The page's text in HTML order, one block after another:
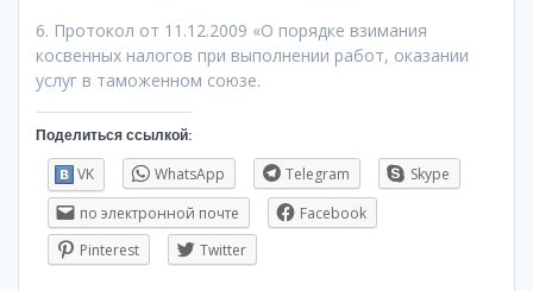
6. Протокол от 11.12.2009 «О порядке взимания
косвенных налогов при выполнении работ, оказании
услуг в таможенном союзе.
Поделиться ссылкой:
VK WhatsApp Telegram
Skype
по электронной почте
Facebook
Pinterest
Twitter